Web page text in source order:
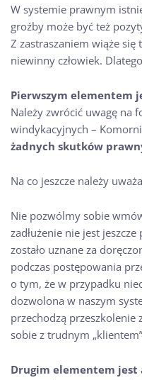
W systemie prawnym
groźby może być też
Z zastraszaniem wiąże
niewinny człowiek.
Pierwszym elementem
Należy zwrócić uwagę na
windykacyjnych –
żadnych skutków
Na co jeszcze należy
Nie pozwólmy sobie
zadłużenie nie jest
zostało uznane za
podczas postępowania
o tym, że w przypadku
dozwolona w naszym
przechodzą
sobie z trudnym
Drugim elementem jest